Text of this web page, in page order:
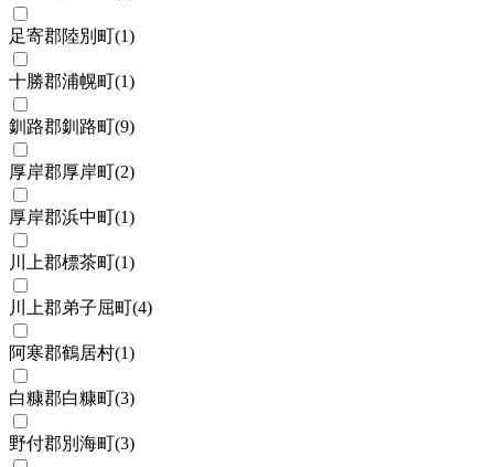
足寄郡陸別町(1)
十勝郡浦幌町(1)
釧路郡釧路町(9)
厚岸郡厚岸町(2)
厚岸郡浜中町(1)
川上郡標茶町(1)
川上郡弟子屈町(4)
阿寒郡鶴居村(1)
白糠郡白糠町(3)
野付郡別海町(3)